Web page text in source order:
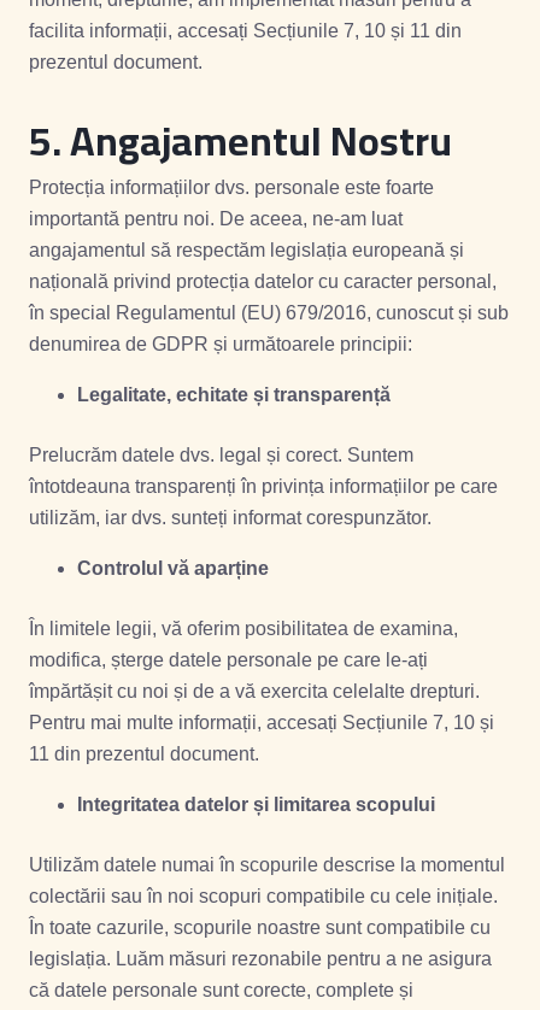
facilita informații, accesați Secțiunile 7, 10 și 11 din
prezentul document.
5. Angajamentul Nostru
Protecția informațiilor dvs. personale este foarte
importantă pentru noi. De aceea, ne-am luat
angajamentul să respectăm legislația europeană și
națională privind protecția datelor cu caracter personal,
în special Regulamentul (EU) 679/2016, cunoscut și sub
denumirea de GDPR și următoarele principii:
Legalitate, echitate și transparență
Prelucrăm datele dvs. legal și corect. Suntem
întotdeauna transparenți în privința informațiilor pe care
utilizăm, iar dvs. sunteți informat corespunzător.
Controlul vă aparține
În limitele legii, vă oferim posibilitatea de examina,
modifica, șterge datele personale pe care le-ați
împărtășit cu noi și de a vă exercita celelalte drepturi.
Pentru mai multe informații, accesați Secțiunile 7, 10 și
11 din prezentul document.
Integritatea datelor și limitarea scopului
Utilizăm datele numai în scopurile descrise la momentul
colectării sau în noi scopuri compatibile cu cele inițiale.
În toate cazurile, scopurile noastre sunt compatibile cu
legislația. Luăm măsuri rezonabile pentru a ne asigura
că datele personale sunt corecte, complete și